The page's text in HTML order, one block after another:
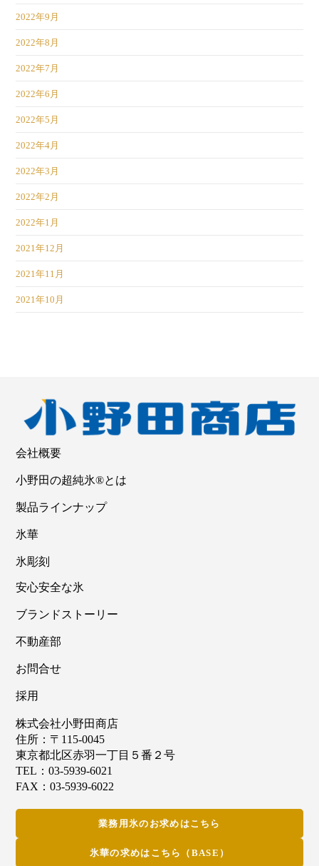
2022年9月
2022年8月
2022年7月
2022年6月
2022年5月
2022年4月
2022年3月
2022年2月
2022年1月
2021年12月
2021年11月
2021年10月
会社概要
小野田の超純氷®とは
製品ラインナップ
氷華
氷彫刻
安心安全な氷
ブランドストーリー
不動産部
お問合せ
採用
株式会社小野田商店
住所：〒115-0045
東京都北区赤羽一丁目５番２号
TEL：03-5939-6021
FAX：03-5939-6022
業務用氷のお求めはこちら
氷華の求めはこちら（BASE）